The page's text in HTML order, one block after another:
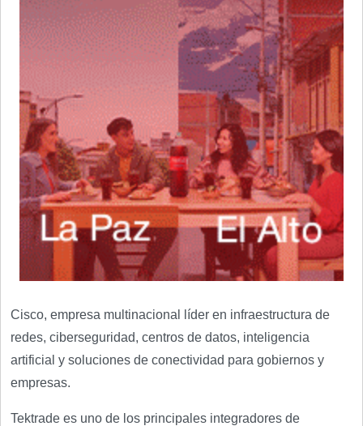
Cisco, empresa multinacional líder en infraestructura de
redes, ciberseguridad, centros de datos, inteligencia
artificial y soluciones de conectividad para gobiernos y
empresas.
Tektrade es uno de los principales integradores de